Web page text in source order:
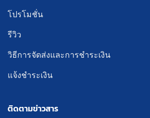
โปรโมชั่น
รีวิว
วิธีการจัดส่งและการชำระเงิน
แจ้งชำระเงิน
ติดตามข่าวสาร